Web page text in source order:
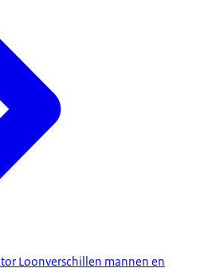
Loonverschillen mannen en